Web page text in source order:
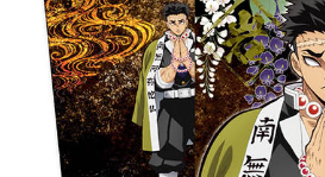
每筆NT$9,999
7-11取貨付款
每筆NT$65，滿NT$1,300(含以上)免運費
付款後7-11取貨
每筆NT$65，滿NT$1,300(含以上)免運費